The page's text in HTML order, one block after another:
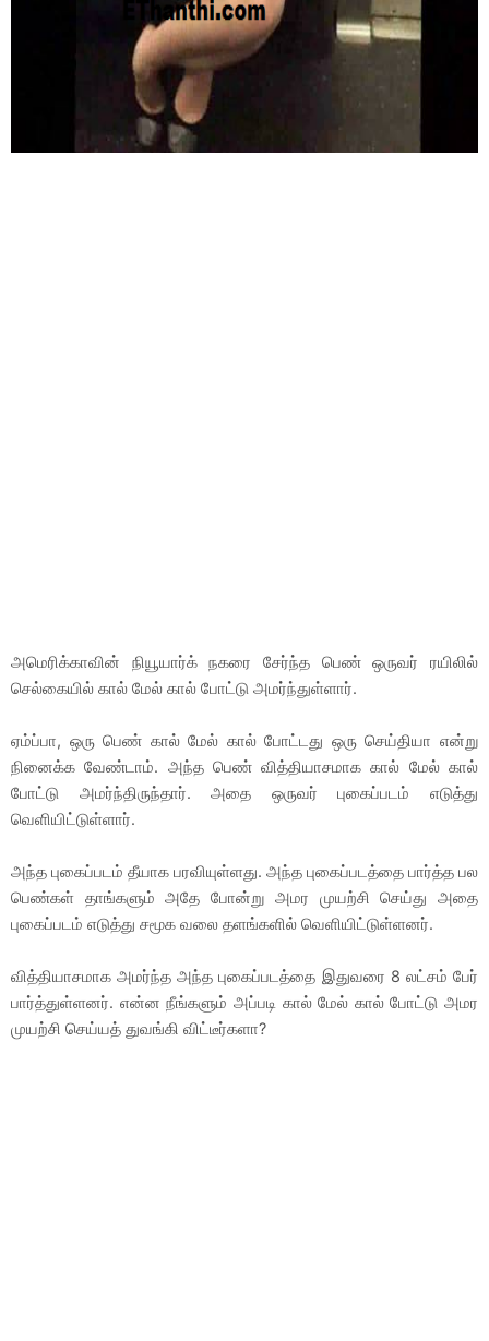
அமெரிக்காவின் நியூயார்க் நகரை சேர்ந்த பெண் ஒருவர் ரயிலில்
செல்கையில் கால் மேல் கால் போட்டு அமர்ந்துள்ளார்.
ஏம்ப்பா, ஒரு பெண் கால் மேல் கால் போட்டது ஒரு செய்தியா என்று
நினைக்க வேண்டாம். அந்த பெண் வித்தியாசமாக கால் மேல் கால்
போட்டு அமர்ந்திருந்தார். அதை ஒருவர் புகைப்படம் எடுத்து
வெளியிட்டுள்ளார்.
அந்த புகைப்படம் தீயாக பரவியுள்ளது. அந்த புகைப்படத்தை பார்த்த பல
பெண்கள் தாங்களும் அதே போன்று அமர முயற்சி செய்து அதை
புகைப்படம் எடுத்து சமூக வலை தளங்களில் வெளியிட்டுள்ளனர்.
வித்தியாசமாக அமர்ந்த அந்த புகைப்படத்தை இதுவரை 8 லட்சம் பேர்
பார்த்துள்ளனர். என்ன நீங்களும் அப்படி கால் மேல் கால் போட்டு அமர
முயற்சி செய்யத் துவங்கி விட்டீர்களா?